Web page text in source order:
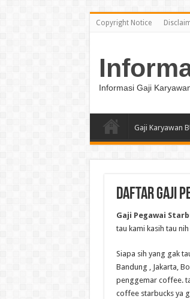
Copyright Notice
Informasi Gaji
Gaji Karyawan
Daftar Gaji
Gaji Pegawai
tau kami kasih tau
Siapa sih yang gak
Bandung , Jakarta,
penggemar coffee.
coffee starbucks ya